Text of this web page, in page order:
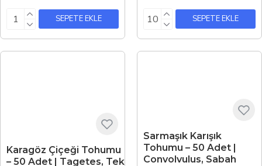
SEPETE EKLE SEPETE EKLE
Karagöz Çiçeği Tohumu
– 50 Adet | Tagetes, Tek
Sarmaşık Karışık
Tohumu – 50 Adet |
Convolvulus, Sabah